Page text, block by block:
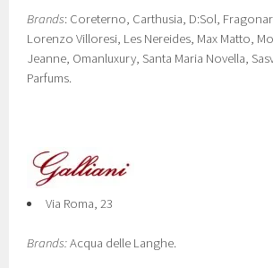
Brands: Coreterno, Carthusia, D:Sol,
Lorenzo Villoresi, Les Nereides, Max Matto,
Jeanne, Omanluxury, Santa Maria Novella,
Parfums.
Via Roma, 23
Brands:Acqua delle Langhe.